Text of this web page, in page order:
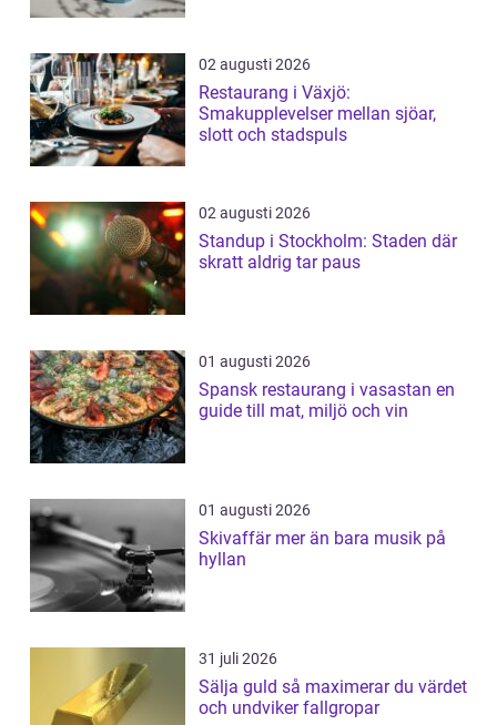
02 augusti 2026
Restaurang i Växjö:
Smakupplevelser mellan sjöar,
slott och stadspuls
02 augusti 2026
Standup i Stockholm: Staden där
skratt aldrig tar paus
01 augusti 2026
Spansk restaurang i vasastan en
guide till mat, miljö och vin
01 augusti 2026
Skivaffär mer än bara musik på
hyllan
31 juli 2026
Sälja guld så maximerar du värdet
och undviker fallgropar